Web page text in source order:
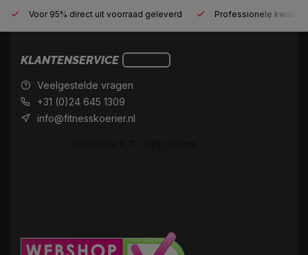
Voor 95% direct uit voorraad geleverd Professionele
KLANTENSERVICE
Veelgestelde vragen
+31 (0)24 645 1309
info@fitnesskoerier.nl